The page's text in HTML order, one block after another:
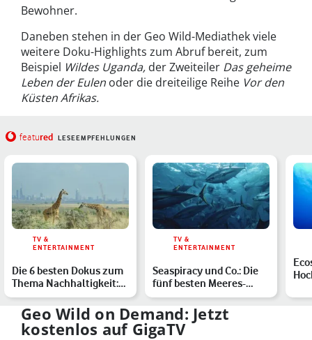
Bewohner.
Daneben stehen in der Geo Wild-Mediathek viele
weitere Doku-Highlights zum Abruf bereit, zum
Beispiel Wildes Uganda, der Zweiteiler Das geheime
Leben der Eulen oder die dreiteilige Reihe Vor den
Küsten Afrikas.
featured LESEEMPFEHLUNGEN
TV &
ENTERTAINMENT
Die 6 besten Dokus zum
Thema Nachhaltigkeit:
Breaking Boundaries …
TV &
ENTERTAINMENT
Seaspiracy und Co.: Die
fünf besten Meeres-
Dokus auf Netflix zum …
Geo Wild on Demand: Jetzt
kostenlos auf GigaTV